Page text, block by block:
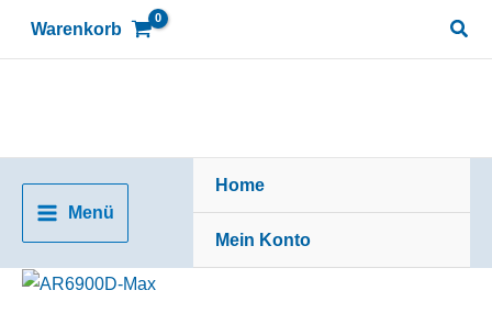
Warenkorb
Menü
Home
Mein Konto